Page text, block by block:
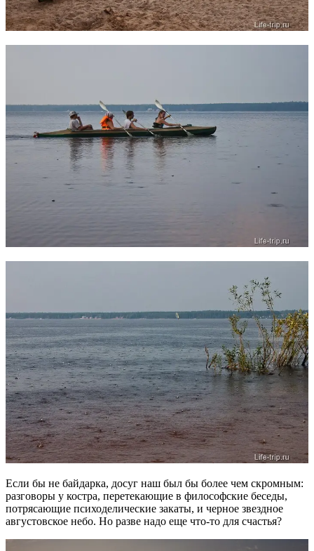
Если бы не байдарка, досуг наш был бы более чем скромным:
разговоры у костра, перетекающие в философские беседы,
потрясающие психоделические закаты, и черное звездное
августовское небо. Но разве надо еще что-то для счастья?